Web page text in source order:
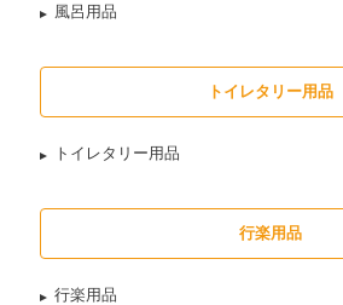
風呂用品
トイレタリー用品
トイレタリー用品
行楽用品
行楽用品